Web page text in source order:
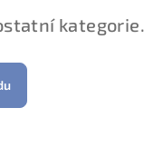
kategorie.